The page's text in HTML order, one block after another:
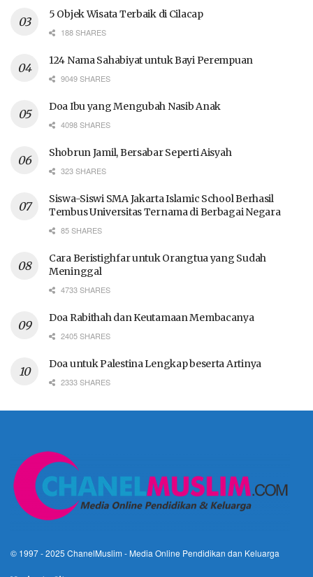
5 Objek Wisata Terbaik di Cilacap
188 SHARES
124 Nama Sahabiyat untuk Bayi Perempuan
9049 SHARES
Doa Ibu yang Mengubah Nasib Anak
4098 SHARES
Shobrun Jamil, Bersabar Seperti Aisyah
323 SHARES
Siswa-Siswi SMA Jakarta Islamic School Berhasil
Tembus Universitas Ternama di Berbagai Negara
85 SHARES
Cara Beristighfar untuk Orangtua yang Sudah
Meninggal
4733 SHARES
Doa Rabithah dan Keutamaan Membacanya
2405 SHARES
Doa untuk Palestina Lengkap beserta Artinya
2333 SHARES
© 1997 - 2025 ChanelMuslim - Media Online Pendidikan dan Keluarga